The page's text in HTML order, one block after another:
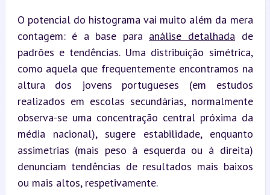
O potencial do histograma vai muito além da mera
contagem: é a base para análise detalhada de
padrões e tendências. Uma distribuição simétrica,
como aquela que frequentemente encontramos na
altura dos jovens portugueses (em estudos
realizados em escolas secundárias, normalmente
observa-se uma concentração central próxima da
média nacional), sugere estabilidade, enquanto
assimetrias (mais peso à esquerda ou à direita)
denunciam tendências de resultados mais baixos
ou mais altos, respetivamente.